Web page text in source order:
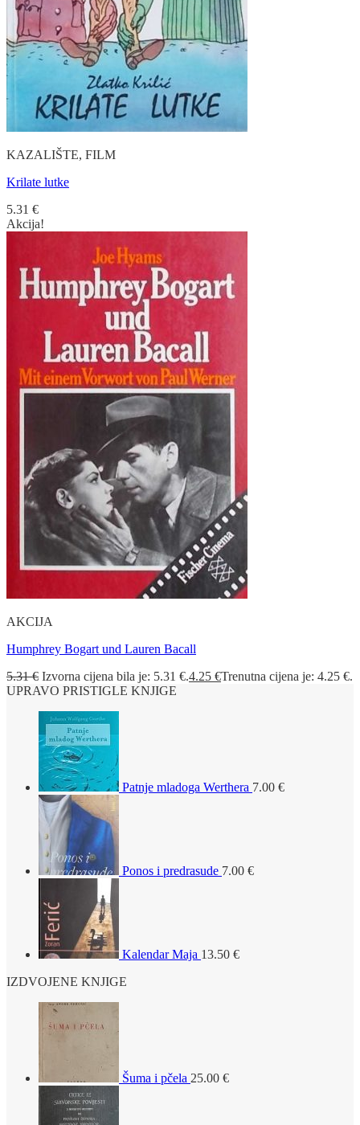
KAZALIŠTE, FILM
Krilate lutke
5.31 €
Akcija!
AKCIJA
Humphrey Bogart und Lauren Bacall
5.31€ Izvorna cijena bila je: 5.31 €.4.25 €Trenutna cijena je: 4.25 €.
UPRAVO PRISTIGLE KNJIGE
Patnje mladoga Werthera 7.00 €
Ponos i predrasude 7.00 €
Kalendar Maja 13.50 €
IZDVOJENE KNJIGE
Šuma i pčela 25.00 €